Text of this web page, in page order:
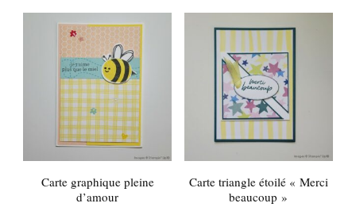
Carte graphique pleine
d’amour
Carte triangle étoilé « Merci
beaucoup »